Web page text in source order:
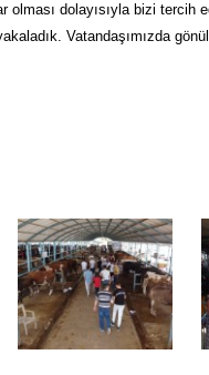
dolayısıyla bizi tercih
Vatandaşımızda